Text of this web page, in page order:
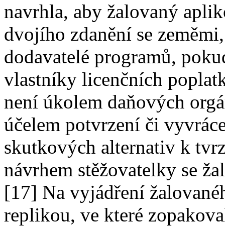
navrhla, aby žalovaný
dvojího zdanění se
dodavatelé programů,
vlastníky licenčních
není úkolem daňových
účelem potvrzení či
skutkových alternativ k
návrhem stěžovatelky se
[17] Na vyjádření
replikou, ve které